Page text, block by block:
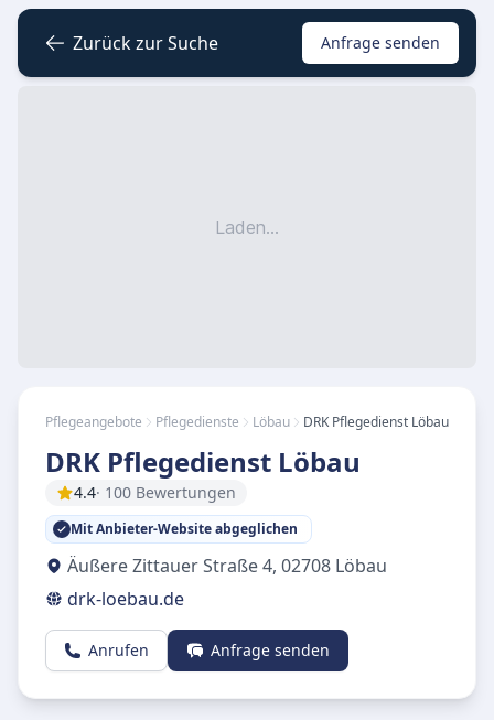
Zurück zur Suche Anfrage senden
Laden...
Pflegeangebote Pflegedienste Löbau DRK Pflegedienst Löbau
DRK Pflegedienst Löbau
4.4· 100 Bewertungen
Mit Anbieter-Website abgeglichen
Äußere Zittauer Straße 4, 02708 Löbau
drk-loebau.de
Anrufen Anfrage senden